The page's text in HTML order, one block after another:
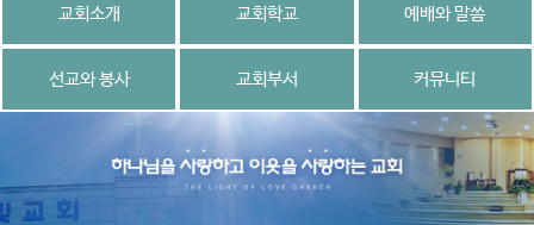
교회소개 교회학교 예배와 말씀
선교와 봉사 교회부서 커뮤니티